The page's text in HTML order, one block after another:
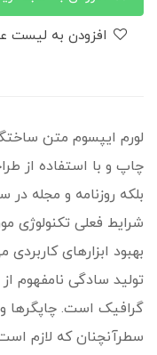
لورم ایپسوم متن
چاپ و با استفاده از
بلکه روزنامه و مجله
شرایط فعلی تکنولوژی
بهبود ابزارهای
تولید سادگی نامفهوم
گرافیک است. چاپگرها
سطرآنچنان که لازم است